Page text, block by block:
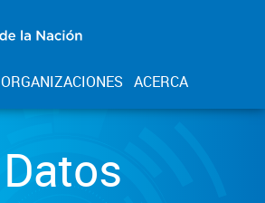
ORGANIZACIONES ACERCA
Datos